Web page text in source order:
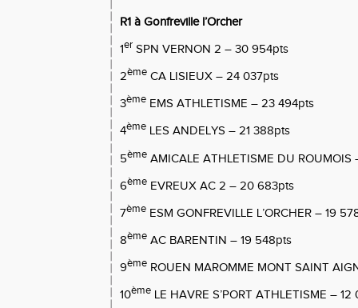
R1 à Gonfreville l’Orcher
1er SPN VERNON 2 – 30 954pts
2ème CA LISIEUX – 24 037pts
3ème EMS ATHLETISME – 23 494pts
4ème LES ANDELYS – 21 388pts
5ème AMICALE ATHLETISME DU
6ème EVREUX AC 2 – 20 683pts
7ème ESM GONFREVILLE L’ORCHER – 19
8ème AC BARENTIN – 19 548pts
9ème ROUEN MAROMME MONT SAINT
10ème LE HAVRE S’PORT ATHLETISME –